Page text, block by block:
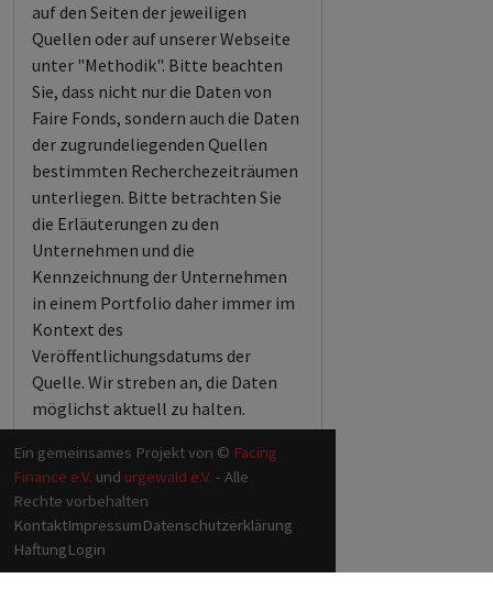
auf den Seiten der jeweiligen
Quellen oder auf unserer Webseite
unter "Methodik". Bitte beachten
Sie, dass nicht nur die Daten von
Faire Fonds, sondern auch die Daten
der zugrundeliegenden Quellen
bestimmten Recherchezeiträumen
unterliegen. Bitte betrachten Sie
die Erläuterungen zu den
Unternehmen und die
Kennzeichnung der Unternehmen
in einem Portfolio daher immer im
Kontext des
Veröffentlichungsdatums der
Quelle. Wir streben an, die Daten
möglichst aktuell zu halten.
Ein gemeinsames Projekt von © Facing
Finance e.V. und urgewald e.V. - Alle
Rechte vorbehalten
KontaktImpressumDatenschutzerklärung
HaftungLogin